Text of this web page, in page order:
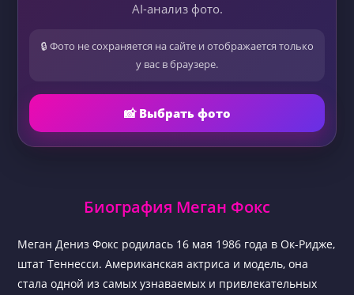
AI-анализ фото.
🔒 Фото не сохраняется на сайте и отображается только
у вас в браузере.
📸 Выбрать фото
Биография Меган Фокс
Меган Дениз Фокс родилась 16 мая 1986 года в Ок-Ридже,
штат Теннесси. Американская актриса и модель, она
стала одной из самых узнаваемых и привлекательных